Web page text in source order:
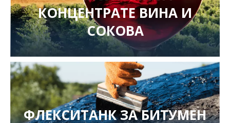
КОНЦЕНТРАТЕ ВИНА И
СОКОВА
ФЛЕКСИТАНК ЗА БИТУМЕН